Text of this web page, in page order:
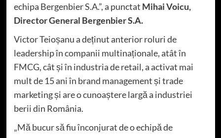
echipa Bergenbier S.A.”, a punctat Mihai Voicu,
Director General Bergenbier S.A.
Victor Teioșanu a deținut anterior roluri de
leadership în companii multinaționale, atât în
FMCG, cât și în industria de retail, a activat mai
mult de 15 ani în brand management și trade
marketing și are o cunoaștere largă a industriei
berii din România.
„Mă bucur să fiu înconjurat de o echipă de